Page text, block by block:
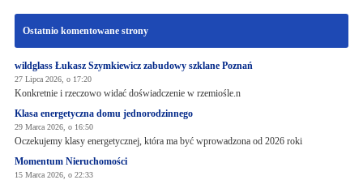
Ostatnio komentowane strony
wildglass Łukasz Szymkiewicz zabudowy szklane Poznań
27 Lipca 2026, o 17:20
Konkretnie i rzeczowo widać doświadczenie w rzemiośle.n
Klasa energetyczna domu jednorodzinnego
29 Marca 2026, o 16:50
Oczekujemy klasy energetycznej, która ma być wprowadzona od 2026 roki
Momentum Nieruchomości
15 Marca 2026, o 22:33